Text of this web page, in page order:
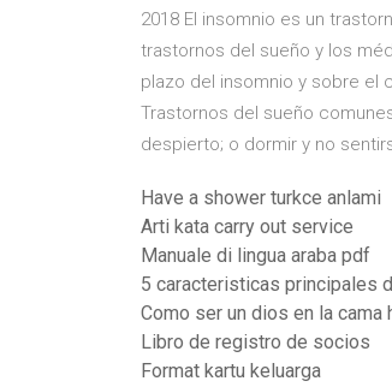
2018 El insomnio es un
trastornos del sueño y los
plazo del insomnio y sobre el
Trastornos del sueño
despierto; o dormir y no
Have a shower turkce anlami
Arti kata carry out service
Manuale di lingua araba pdf
5 caracteristicas principales
Como ser un dios en la cama
Libro de registro de socios
Format kartu keluarga